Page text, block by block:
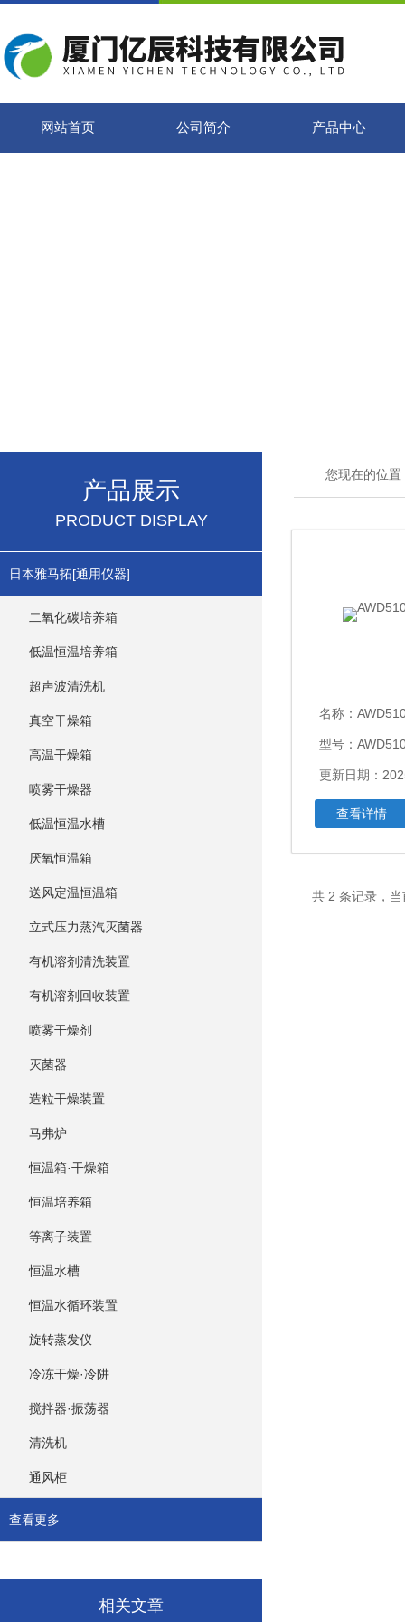
网站首页 公司简介 产品中心
产品展示
PRODUCT DISPLAY
日本雅马拓[通用仪器]
二氧化碳培养箱
低温恒温培养箱
超声波清洗机
真空干燥箱
高温干燥箱
喷雾干燥器
低温恒温水槽
厌氧恒温箱
送风定温恒温箱
立式压力蒸汽灭菌器
有机溶剂清洗装置
有机溶剂回收装置
喷雾干燥剂
灭菌器
造粒干燥装置
马弗炉
恒温箱·干燥箱
恒温培养箱
等离子装置
恒温水槽
恒温水循环装置
旋转蒸发仪
冷冻干燥·冷阱
搅拌器·振荡器
清洗机
通风柜
查看更多
相关文章
您现在的位置
名称：
型号：
更新日期：
查看详情
共 2 条记录，